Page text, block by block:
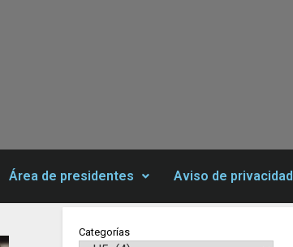
Área de presidentes Aviso de privacidad
Categorías